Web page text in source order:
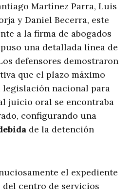
Martínez Parra, Luis
y Daniel Becerra, este
a la firma de abogados
una detallada línea de
defensores demostraron
que el plazo máximo
legislación nacional para
juicio oral se encontraba
configurando una
de la detención
el expediente
del centro de servicios